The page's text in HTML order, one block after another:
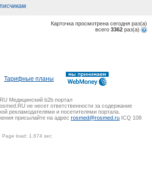
Карточка просмотрена сегодня раз(a)
всего 3362 раз(a)
Тарифные планы
Медицинский b2b портал
не несет ответственности за содержание
рекламодателями и посетителями портала.
присылайте на адрес rosmed@rosmed.ru ICQ 108
Page load: 1.674 sec